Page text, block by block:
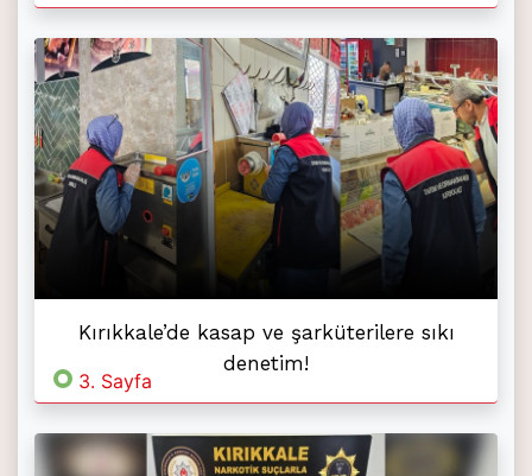
Kırıkkale’de kasap ve şarküterilere sıkı
denetim!
3. Sayfa